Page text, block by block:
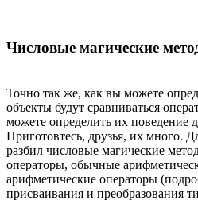
Числовые магические
Точно так же, как вы можете
объекты будут сравниваться
можете определить их поведение
Приготовтесь, друзья, их много.
разбил числовые магические
операторы, обычные
арифметические операторы
присваивания и преобразования